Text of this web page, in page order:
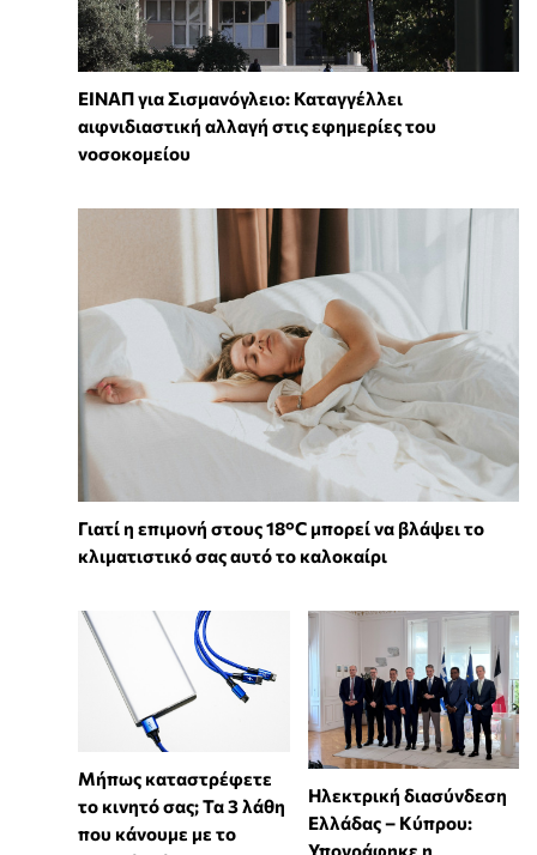
ΕΙΝΑΠ για Σισμανόγλειο: Καταγγέλλει
αιφνιδιαστική αλλαγή στις εφημερίες του
νοσοκομείου
Γιατί η επιμονή στους 18°C μπορεί να βλάψει το
κλιματιστικό σας αυτό το καλοκαίρι
Μήπως καταστρέφετε
το κινητό σας; Τα 3 λάθη
που κάνουμε με το
Ηλεκτρική διασύνδεση
Ελλάδας – Κύπρου:
Υπογράφηκε η